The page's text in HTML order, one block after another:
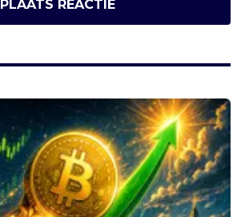
PLAATS REACTIE